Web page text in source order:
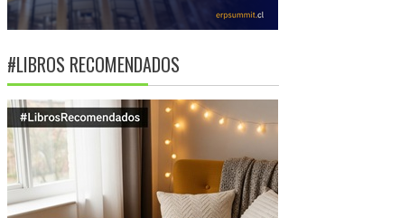
#LIBROS RECOMENDADOS